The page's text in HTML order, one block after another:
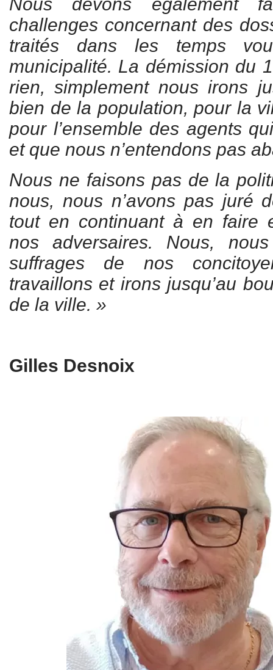
Nous devons également
challenges concernant des
traités dans les temps
municipalité. La démission du
rien, simplement nous irons
bien de la population, pour la
pour l’ensemble des agents
et que nous n’entendons pas
Nous ne faisons pas de la
nous, nous n’avons pas juré
tout en continuant à en faire
nos adversaires. Nous,
suffrages de nos
travaillons et irons jusqu’au
de la ville. »
Gilles Desnoix